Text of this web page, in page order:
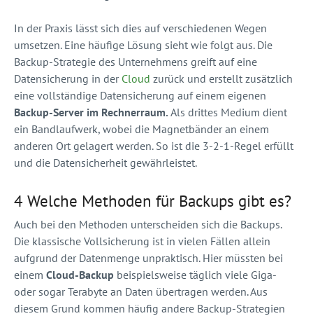
In der Praxis lässt sich dies auf verschiedenen Wegen
umsetzen. Eine häufige Lösung sieht wie folgt aus. Die
Backup-Strategie des Unternehmens greift auf eine
Datensicherung in der Cloud zurück und erstellt zusätzlich
eine vollständige Datensicherung auf einem eigenen
Backup-Server im Rechnerraum. Als drittes Medium dient
ein Bandlaufwerk, wobei die Magnetbänder an einem
anderen Ort gelagert werden. So ist die 3-2-1-Regel erfüllt
und die Datensicherheit gewährleistet.
4 Welche Methoden für Backups gibt es?
Auch bei den Methoden unterscheiden sich die Backups.
Die klassische Vollsicherung ist in vielen Fällen allein
aufgrund der Datenmenge unpraktisch. Hier müssten bei
einem Cloud-Backup beispielsweise täglich viele Giga-
oder sogar Terabyte an Daten übertragen werden. Aus
diesem Grund kommen häufig andere Backup-Strategien